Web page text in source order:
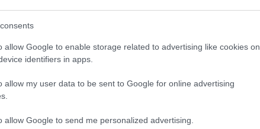
allow Google to enable storage related to advertising like cookies on
identifiers in apps.
allow my user data to be sent to Google for online advertising
allow Google to send me personalized advertising.
Ποιοι δικαιούνται έκπτωση 20%